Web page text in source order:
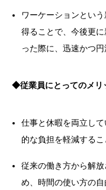
ワーケーションとい
得ることで、今後更
った際に、迅速かつ
◆従業員にとってのメリ
仕事と休暇を両立し
的な負担を軽減する
従来の働き方から解
め、時間の使い方の